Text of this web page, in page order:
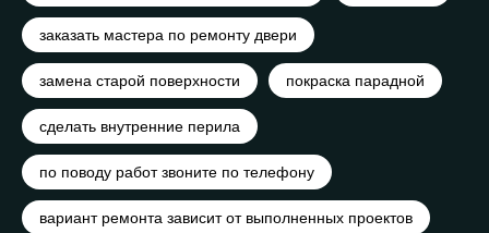
заказать мастера по ремонту двери
замена старой поверхности покраска парадной
сделать внутренние перила
по поводу работ звоните по телефону
вариант ремонта зависит от выполненных проектов